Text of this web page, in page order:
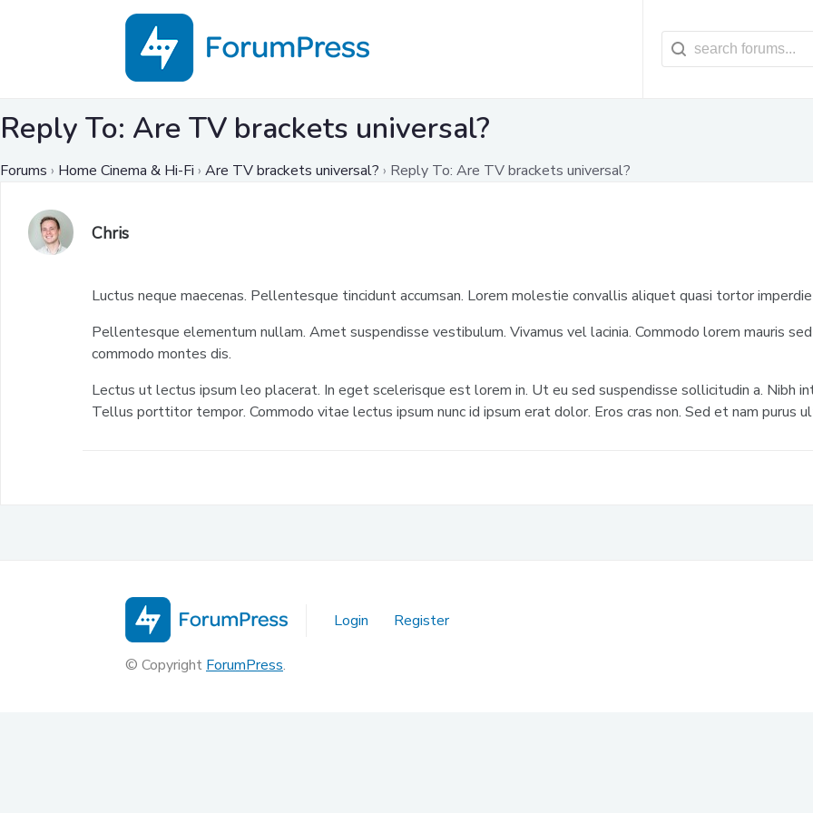
Reply To: Are TV brackets universal?
Forums › Home Cinema & Hi-Fi › Are TV brackets universal? › Reply To: Are TV brackets universal?
Chris
Luctus neque maecenas. Pellentesque tincidunt accumsan. Lorem molestie convallis aliquet quasi tortor
Pellentesque elementum nullam. Amet suspendisse vestibulum. Vivamus vel lacinia. Commodo lorem mauris
commodo montes dis.
Lectus ut lectus ipsum leo placerat. In eget scelerisque est lorem in. Ut eu sed suspendisse sollicitudin a. Nibh
Tellus porttitor tempor. Commodo vitae lectus ipsum nunc id ipsum erat dolor. Eros cras non. Sed et nam purus
Login Register
© Copyright ForumPress.